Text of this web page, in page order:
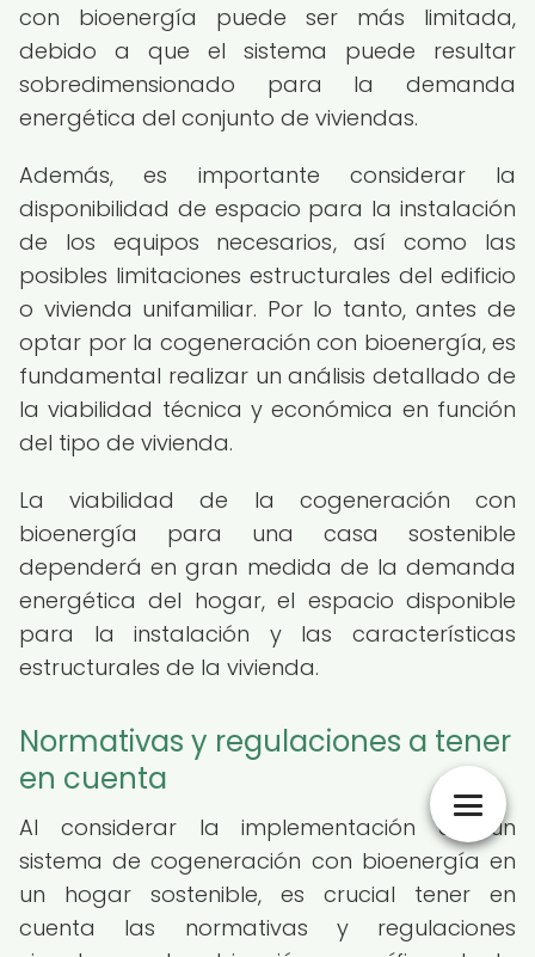
con bioenergía puede ser más limitada,
debido a que el sistema puede resultar
sobredimensionado para la demanda
energética del conjunto de viviendas.
Además, es importante considerar la
disponibilidad de espacio para la instalación
de los equipos necesarios, así como las
posibles limitaciones estructurales del edificio
o vivienda unifamiliar. Por lo tanto, antes de
optar por la cogeneración con bioenergía, es
fundamental realizar un análisis detallado de
la viabilidad técnica y económica en función
del tipo de vivienda.
La viabilidad de la cogeneración con
bioenergía para una casa sostenible
dependerá en gran medida de la demanda
energética del hogar, el espacio disponible
para la instalación y las características
estructurales de la vivienda.
Normativas y regulaciones a tener
en cuenta
Al considerar la implementación de un
sistema de cogeneración con bioenergía en
un hogar sostenible, es crucial tener en
cuenta las normativas y regulaciones